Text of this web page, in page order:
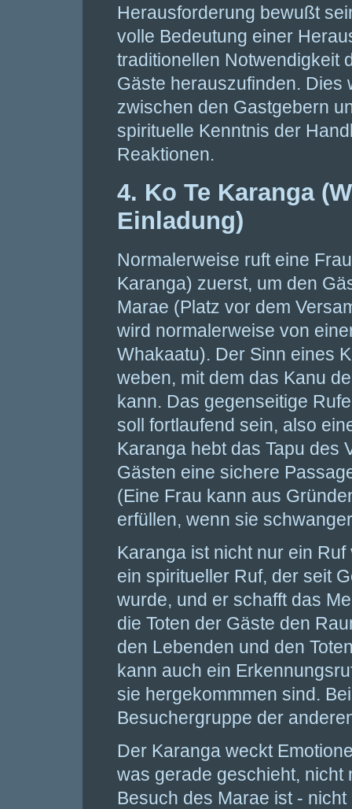
Herausforderung bewußt
volle Bedeutung einer
traditionellen Notwendigkeit
Gäste herauszufinden. Dies
zwischen den Gastgebern
spirituelle Kenntnis der
Reaktionen.
4. Ko Te Karanga
Einladung)
Normalerweise ruft eine
Karanga) zuerst, um den
Marae (Platz vor dem
wird normalerweise von
Whakaatu). Der Sinn eines
weben, mit dem das Kanu
kann. Das gegenseitige
soll fortlaufend sein, also
Karanga hebt das Tapu des
Gästen eine sichere
(Eine Frau kann aus
erfüllen, wenn sie
Karanga ist nicht nur ein
ein spiritueller Ruf, der seit
wurde, und er schafft das
die Toten der Gäste den
den Lebenden und den
kann auch ein
sie hergekommmen sind.
Besuchergruppe der
Der Karanga weckt
was gerade geschieht, nicht
Besuch des Marae ist -